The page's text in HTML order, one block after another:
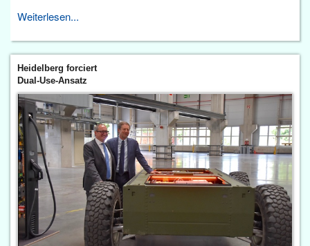
Weiterlesen...
Heidelberg forciert
Dual-Use-Ansatz